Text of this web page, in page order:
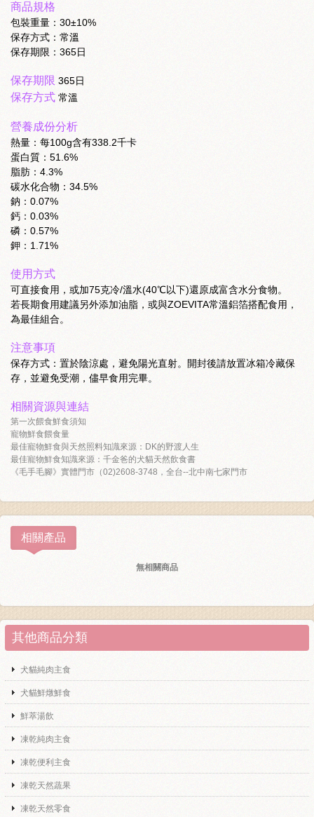
商品規格
包裝重量：30±10%
保存方式：常溫
保存期限：365日
保存期限 365日
保存方式 常溫
營養成份分析
熱量：每100g含有338.2千卡
蛋白質：51.6%
脂肪：4.3%
碳水化合物：34.5%
鈉：0.07%
鈣：0.03%
磷：0.57%
鉀：1.71%
使用方式
可直接食用，或加75克冷/溫水(40℃以下)還原成富含水分食物。
若長期食用建議另外添加油脂，或與ZOEVITA常溫鋁箔搭配食用，
為最佳組合。
注意事項
保存方式：置於陰涼處，避免陽光直射。開封後請放置冰箱冷藏保
存，並避免受潮，儘早食用完畢。
相關資源與連結
第一次餵食鮮食須知
寵物鮮食餵食量
最佳寵物鮮食與天然照料知識來源：DK的野渡人生
最佳寵物鮮食知識來源：千金爸的犬貓天然飲食書
《毛手毛腳》實體門市（02)2608-3748，全台--北中南七家門市
相關產品
無相關商品
其他商品分類
犬貓純肉主食
犬貓鮮燉鮮食
鮮萃湯飲
凍乾純肉主食
凍乾便利主食
凍乾天然蔬果
凍乾天然零食